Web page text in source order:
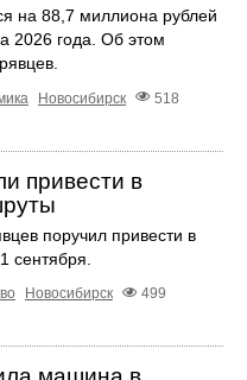
на 88,7 миллиона рублей
2026 года. Об этом
Новосибирск
518
привести в
поручил привести в
сентября.
Новосибирск
499